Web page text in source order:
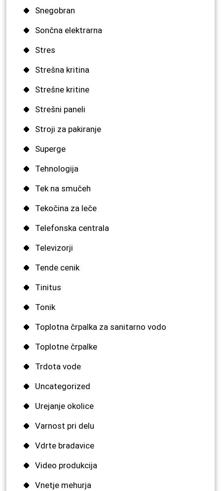
Snegobran
Sončna elektrarna
Stres
Strešna kritina
Strešne kritine
Strešni paneli
Stroji za pakiranje
Superge
Tehnologija
Tek na smučeh
Tekočina za leče
Telefonska centrala
Televizorji
Tende cenik
Tinitus
Tonik
Toplotna črpalka za sanitarno vodo
Toplotne črpalke
Trdota vode
Uncategorized
Urejanje okolice
Varnost pri delu
Vdrte bradavice
Video produkcija
Vnetje mehurja